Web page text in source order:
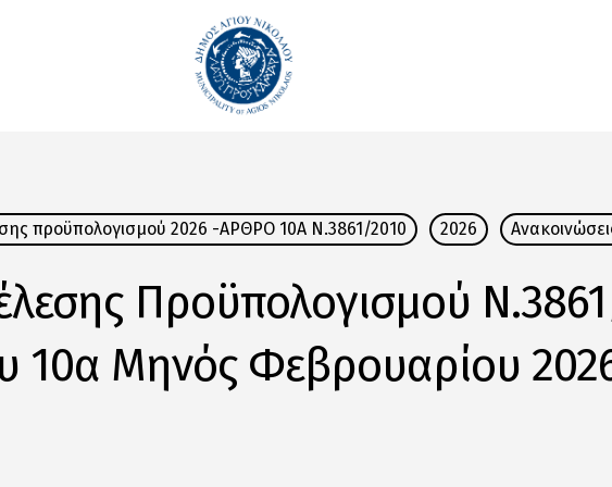
προϋπολογισμού 2026 -ΑΡΘΡΟ 10Α Ν.3861/2010 2026
Προϋπολογισμού
10α Μηνός Φεβρουαρίου